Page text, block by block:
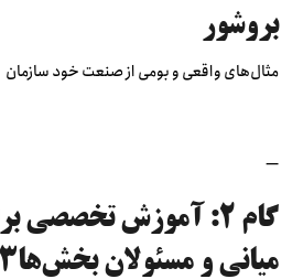
بروشور
مثال‌های واقعی و بومی از صنعت خود سازمان
—
گام ۲: آموزش تخصصی
میانی و مسئولان بخش‌ها۳